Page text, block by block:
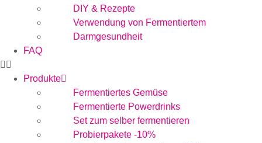
DIY & Rezepte
Verwendung von Fermentiertem
Darmgesundheit
FAQ
Produkte
Fermentiertes Gemüse
Fermentierte Powerdrinks
Set zum selber fermentieren
Probierpakete -10%